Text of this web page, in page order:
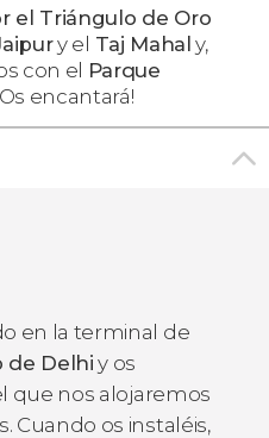
el Triángulo de Oro
y el Taj Mahal y,
con el Parque
encantará!
en la terminal de
de Delhi y os
que nos alojaremos
Cuando os instaléis,